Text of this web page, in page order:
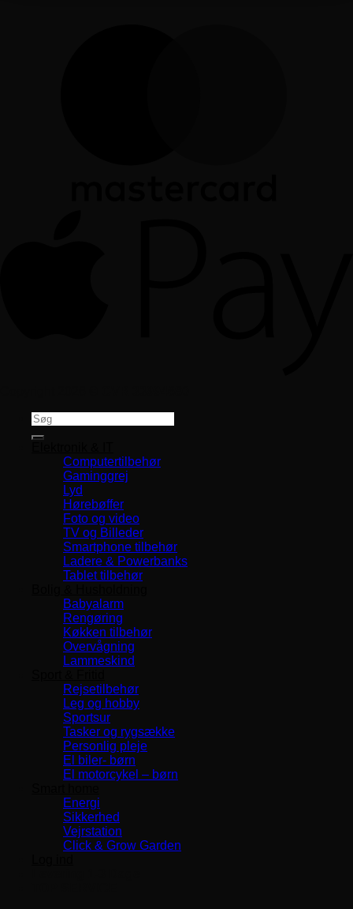
Søg
Computertilbehør
Gaminggrej
Lyd
Hørebøffer
Foto og video
TV og Billeder
Smartphone tilbehør
Ladere & Powerbanks
Tablet tilbehør
Babyalarm
Rengøring
Køkken tilbehør
Overvågning
Lammeskind
Rejsetilbehør
Leg og hobby
Sportsur
Tasker og rygsække
Personlig pleje
El biler- børn
El motorcykel – børn
Energi
Sikkerhed
Vejrstation
Click & Grow Garden